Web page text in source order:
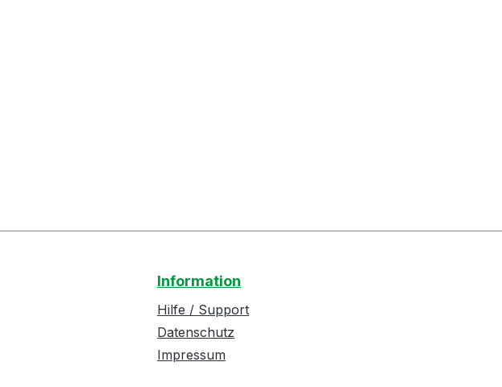
Information
Hilfe / Support
Datenschutz
Impressum